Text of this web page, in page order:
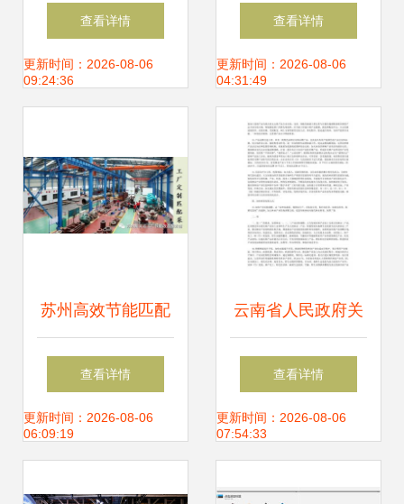
操作与高效技术推
广全攻略
查看详情
更新时间：2026-08-06
09:24:36
深耕应用与技术推
广并举见实效
查看详情
更新时间：2026-08-06
04:31:49
苏州高效节能匹配
泵 技术推广与应用
前景
查看详情
更新时间：2026-08-06
06:09:19
云南省人民政府关
于加快核桃产业发
展的意见 强化技术
查看详情
更新时间：2026-08-06
07:54:33